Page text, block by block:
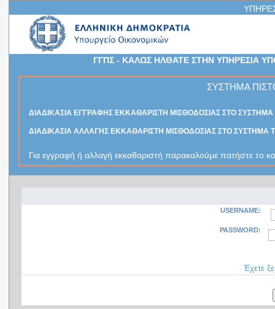
ΓΓΠΣ - ΚΑΛΩΣ ΗΛΘΑΤΕ ΣΤΗΝ ΥΠΗΡΕΣΙΑ
ΣΥΣΤΗΜΑ
ΔΙΑΔΙΚΑΣΙΑ ΕΓΓΡΑΦΗΣ ΕΚΚΑΘΑΡΙΣΤΗ ΜΙΣΘΟΔΟΣΙΑΣ ΣΤΟ
ΔΙΑΔΙΚΑΣΙΑ ΑΛΛΑΓΗΣ ΕΚΚΑΘΑΡΙΣΤΗ ΜΙΣΘΟΔΟΣΙΑΣ ΣΤΟ ΣΥΣΤΗΜΑ
Για εγγραφή ή αλλαγή εκκαθαριστή παρακαλούμε πατήστε το
USERNAME:
PASSWORD:
Έχετε